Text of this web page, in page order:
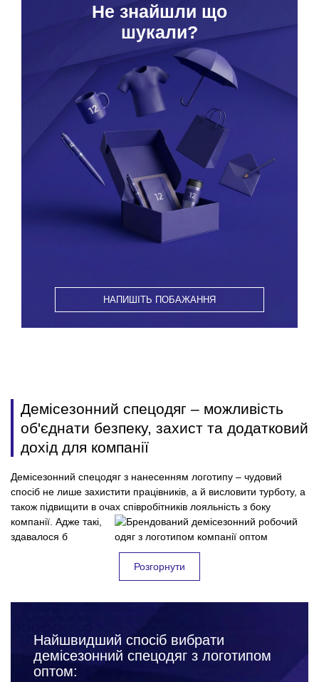
Hе знайшли що
шукали?
НАПИШІТЬ ПОБАЖАННЯ
Демісезонний спецодяг – можливість
об'єднати безпеку, захист та додатковий
дохід для компанії
Демісезонний спецодяг з нанесенням логотипу – чудовий
спосіб не лише захистити працівників, а й висловити турботу, а
також підвищити в очах співробітників лояльність з боку
компанії. Адже такі,
здавалося б
обов'язкові та стандартні речі, за правильного підходу, можуть
приносити приємні емоції для колективу, і безумовно користь
для підприємства. Всі успішні фірми, які дбають про своїх
для компанії. Замовляючи демісезонний спецодяг оптом, Ви:
захищаєте своїх працівників від нещасних випадків,
травм та інших неприємних ситуацій на робочому місці;
підвищуєте лояльність до компанії з боку співробітників;
Розгорнути
Найшвидший спосіб вибрати
демісезонний спецодяг з логотипом
оптом: